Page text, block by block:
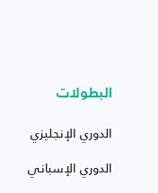
البطولات
الدوري الإنجليزي
الدوري الإسباني